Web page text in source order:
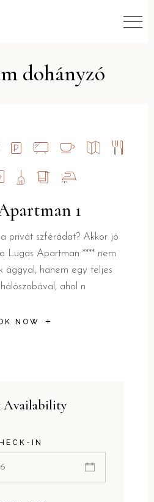
dohányzó
1
privát szférádat? Akkor jó
Lugas Apartman **** nem
ággyal, hanem egy teljes
ahol n
NOW
Availability
IN